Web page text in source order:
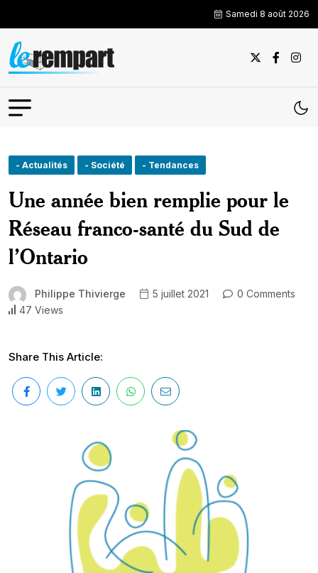
Samedi 8 août 2026
- Actualités - Société - Tendances
Une année bien remplie pour le
Réseau franco-santé du Sud de
l’Ontario
Philippe Thivierge 5 juillet 2021
0 Comments
47 Views
Share This Article: